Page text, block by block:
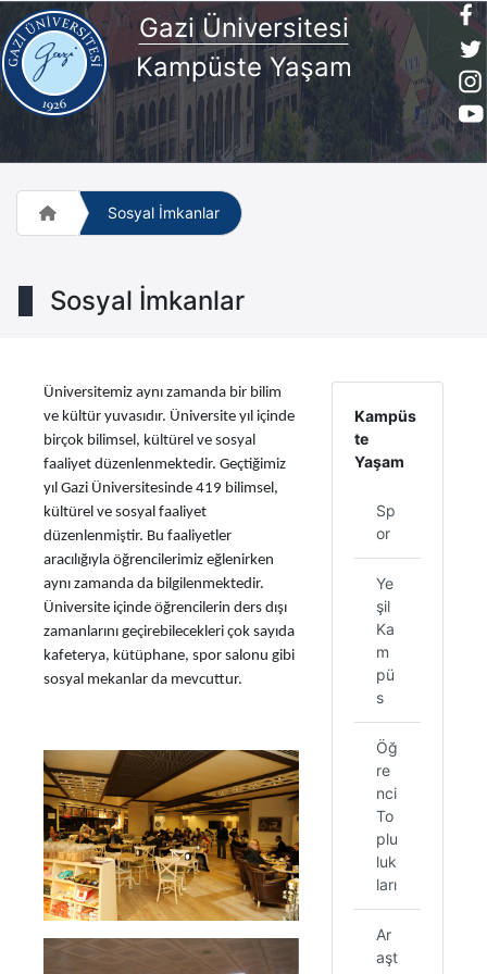
Gazi Üniversitesi
Kampüste Yaşam
Sosyal İmkanlar
Sosyal İmkanlar
Üniversitemiz aynı zamanda bir bilim
ve kültür yuvasıdır. Üniversite yıl içinde
birçok bilimsel, kültürel ve sosyal
faaliyet düzenlenmektedir. Geçtiğimiz
yıl Gazi Üniversitesinde 419 bilimsel,
kültürel ve sosyal faaliyet
düzenlenmiştir. Bu faaliyetler
aracılığıyla öğrencilerimiz eğlenirken
aynı zamanda da bilgilenmektedir.
Üniversite içinde öğrencilerin ders dışı
zamanlarını geçirebilecekleri çok sayıda
kafeterya, kütüphane, spor salonu gibi
sosyal mekanlar da mevcuttur.
Kampüs
te
Yaşam
Sp
or
Ye
şil
Ka
m
pü
s
Öğ
re
nci
To
plu
luk
ları
Ar
aşt